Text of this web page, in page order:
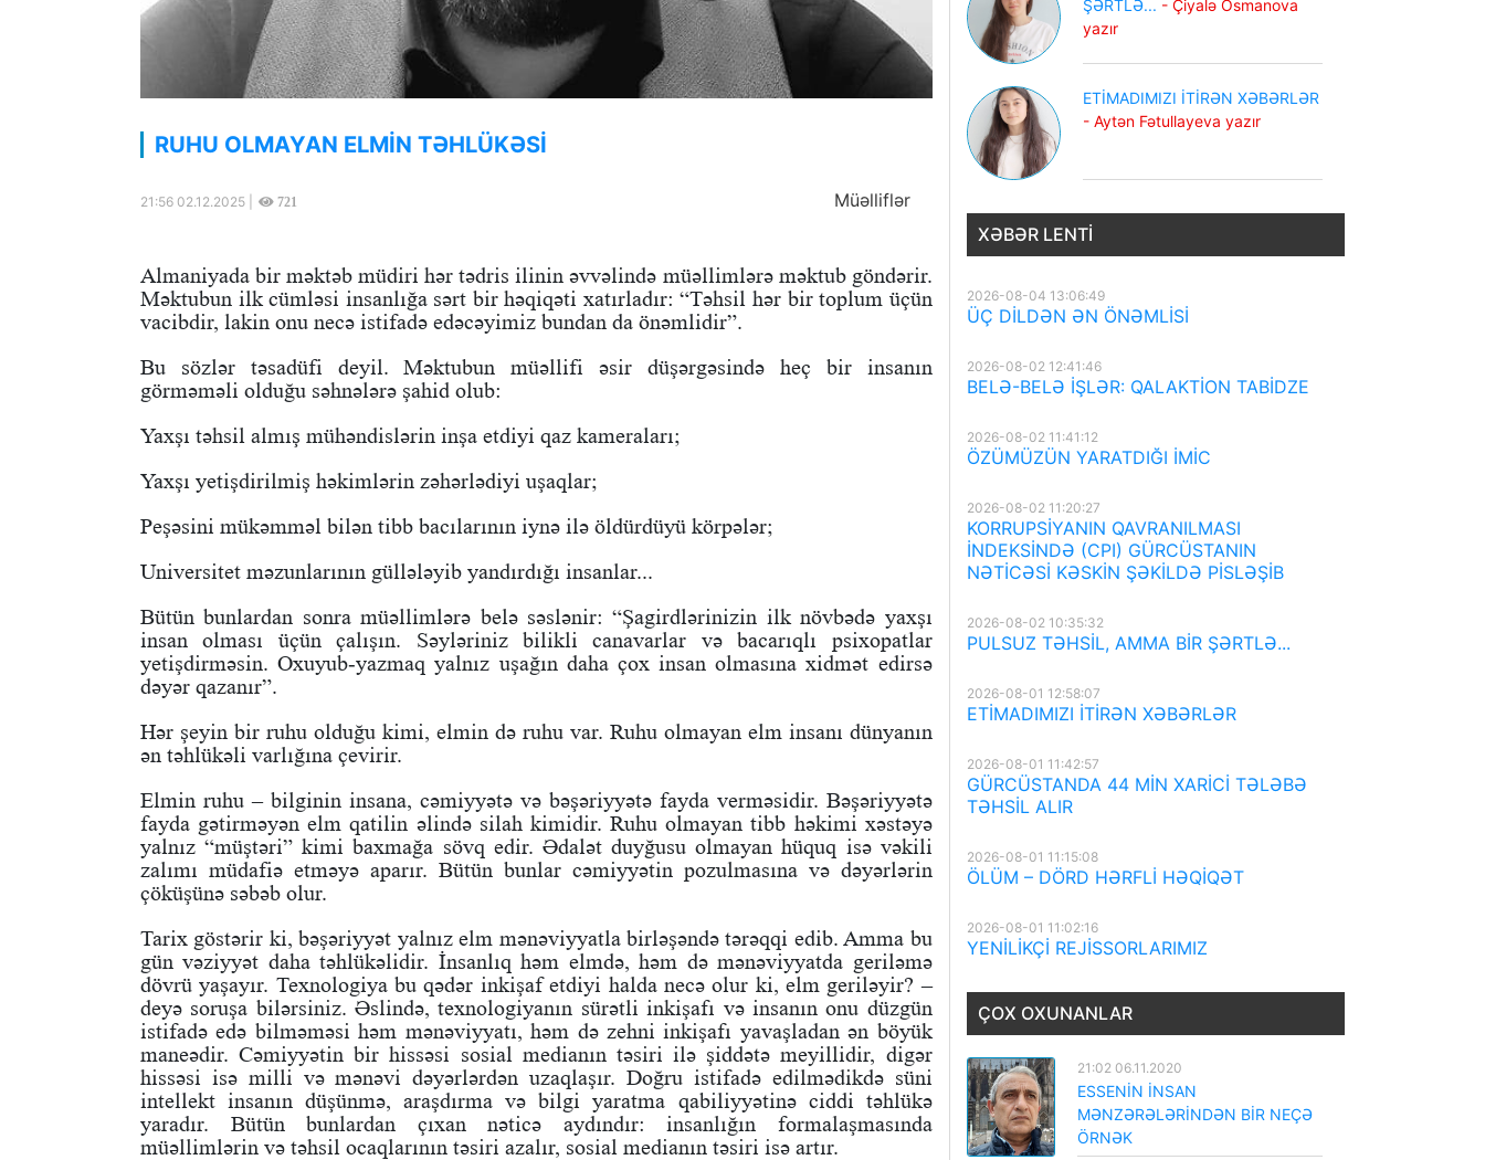
RUHU OLMAYAN ELMİN TƏHLÜKƏSİ
21:56 02.12.2025 | 721 Müəlliflər
Almaniyada bir məktəb müdiri hər tədris ilinin əvvəlində müəllimlərə məktub göndərir.
Məktubun ilk cümləsi insanlığa sərt bir həqiqəti xatırladır: “Təhsil hər bir toplum üçün
vacibdir, lakin onu necə istifadə edəcəyimiz bundan da önəmlidir”.
Bu sözlər təsadüfi deyil. Məktubun müəllifi əsir düşərgəsində heç bir insanın
görməməli olduğu səhnələrə şahid olub:
Yaxşı təhsil almış mühəndislərin inşa etdiyi qaz kameraları;
Yaxşı yetişdirilmiş həkimlərin zəhərlədiyi uşaqlar;
Peşəsini mükəmməl bilən tibb bacılarının iynə ilə öldürdüyü körpələr;
Universitet məzunlarının güllələyib yandırdığı insanlar...
Bütün bunlardan sonra müəllimlərə belə səslənir: “Şagirdlərinizin ilk növbədə yaxşı
insan olması üçün çalışın. Səyləriniz bilikli canavarlar və bacarıqlı psixopatlar
yetişdirməsin. Oxuyub-yazmaq yalnız uşağın daha çox insan olmasına xidmət edirsə
dəyər qazanır”.
Hər şeyin bir ruhu olduğu kimi, elmin də ruhu var. Ruhu olmayan elm insanı dünyanın
ən təhlükəli varlığına çevirir.
Elmin ruhu – bilginin insana, cəmiyyətə və bəşəriyyətə fayda verməsidir. Bəşəriyyətə
fayda gətirməyən elm qatilin əlində silah kimidir. Ruhu olmayan tibb həkimi xəstəyə
yalnız “müştəri” kimi baxmağa sövq edir. Ədalət duyğusu olmayan hüquq isə vəkili
zalımı müdafiə etməyə aparır. Bütün bunlar cəmiyyətin pozulmasına və dəyərlərin
çöküşünə səbəb olur.
Tarix göstərir ki, bəşəriyyət yalnız elm mənəviyyatla birləşəndə tərəqqi edib. Amma bu
gün vəziyyət daha təhlükəlidir. İnsanlıq həm elmdə, həm də mənəviyyatda geriləmə
dövrü yaşayır. Texnologiya bu qədər inkişaf etdiyi halda necə olur ki, elm geriləyir? –
deyə soruşa bilərsiniz. Əslində, texnologiyanın sürətli inkişafı və insanın onu düzgün
istifadə edə bilməməsi həm mənəviyyatı, həm də zehni inkişafı yavaşladan ən böyük
maneədir. Cəmiyyətin bir hissəsi sosial medianın təsiri ilə şiddətə meyillidir, digər
hissəsi isə milli və mənəvi dəyərlərdən uzaqlaşır. Doğru istifadə edilmədikdə süni
intellekt insanın düşünmə, araşdırma və bilgi yaratma qabiliyyətinə ciddi təhlükə
yaradır. Bütün bunlardan çıxan nəticə aydındır: insanlığın formalaşmasında
müəllimlərin və təhsil ocaqlarının təsiri azalır, sosial medianın təsiri isə artır.
ŞƏRTLƏ... - Çiyalə Osmanova
yazır
ETİMADIMIZI İTİRƏN XƏBƏRLƏR
- Aytən Fətullayeva yazır
XƏBƏR LENTI
2026-08-04 13:06:49
ÜÇ DİLDƏN ƏN ÖNƏMLİSİ
2026-08-02 12:41:46
BELƏ-BELƏ İŞLƏR: QALAKTİON TABİDZE
2026-08-02 11:41:12
ÖZÜMÜZÜN YARATDIĞI İMİC
2026-08-02 11:20:27
KORRUPSİYANIN QAVRANILMASI
İNDEKSİNDƏ (CPI) GÜRCÜSTANIN
NƏTİCƏSİ KƏSKİN ŞƏKİLDƏ PİSLƏŞİB
2026-08-02 10:35:32
PULSUZ TƏHSİL, AMMA BİR ŞƏRTLƏ...
2026-08-01 12:58:07
ETİMADIMIZI İTİRƏN XƏBƏRLƏR
2026-08-01 11:42:57
GÜRCÜSTANDA 44 MİN XARİCİ TƏLƏBƏ
TƏHSİL ALIR
2026-08-01 11:15:08
ÖLÜM – DÖRD HƏRFLİ HƏQİQƏT
2026-08-01 11:02:16
YENİLİKÇİ REJİSSORLARIMIZ
ÇOX OXUNANLAR
21:02 06.11.2020
ESSENİN İNSAN
MƏNZƏRƏLƏRİNDƏN BİR NEÇƏ
ÖRNƏK